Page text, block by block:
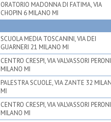
ORATORIO MADONNA DI FATIMA, VIA
CHOPIN 6 MILANO MI
SCUOLA MEDIA TOSCANINI, VIA DEI
GUARNERI 21 MILANO MI
CENTRO CRESPI, VIA VALVASSORI
MILANO MI
PALESTRA SCUOLE, VIA ZANTE 32
MI
CENTRO CRESPI, VIA VALVASSORI
MILANO MI